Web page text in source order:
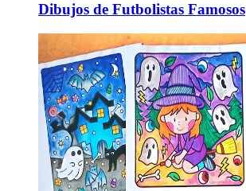
Dibujos de Futbolistas Famosos